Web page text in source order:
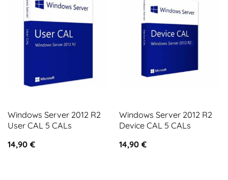
Windows Server 2012 R2
User CAL 5 CALs
14,90 €
Windows Server 2012 R2
Device CAL 5 CALs
14,90 €